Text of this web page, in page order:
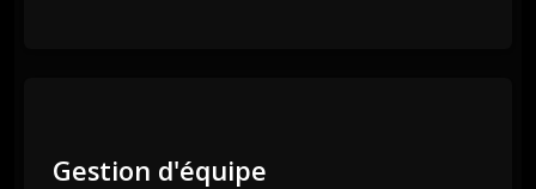
Gestion d'équipe